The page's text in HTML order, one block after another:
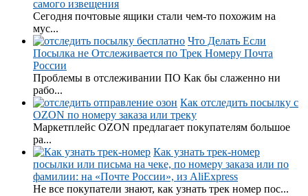
самого извещения
Сегодня почтовые ящики стали чем-то похожим на
мус...
Что Делать Если
Посылка не Отслеживается по Трек Номеру Почта
России
Проблемы в отслеживании ПО Как бы слаженно ни
рабо...
Как отследить посылку с
OZON по номеру заказа или треку
Маркетплейс OZON предлагает покупателям большое
ра...
Как узнать трек-номер
посылки или письма на чеке, по номеру заказа или по
фамилии: на «Почте России», из AliExpress
Не все покупатели знают, как узнать трек номер пос...